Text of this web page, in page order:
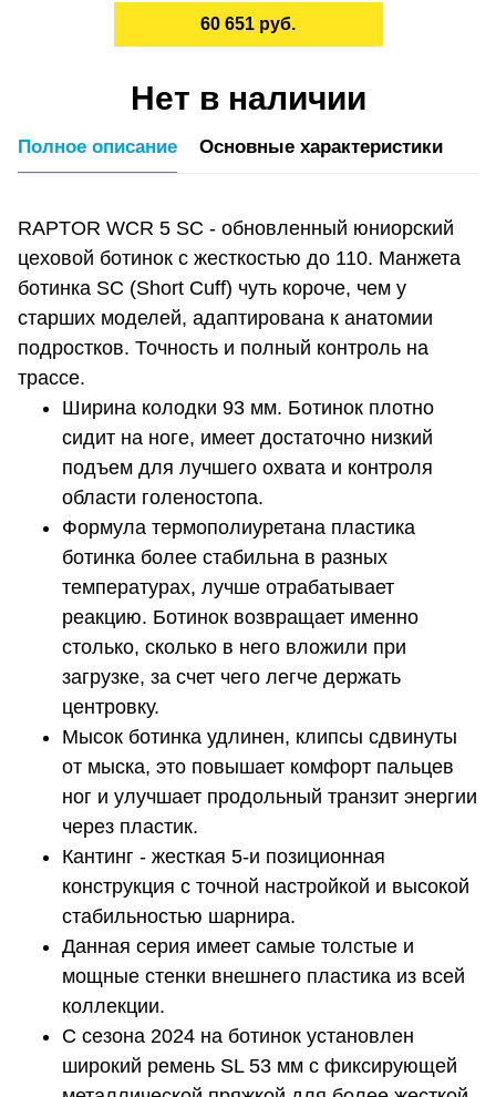
60 651 руб.
Нет в наличии
Полное описание Основные характеристики
RAPTOR WCR 5 SC - обновленный юниорский
цеховой ботинок с жесткостью до 110. Манжета
ботинка SC (Short Cuff) чуть короче, чем у
старших моделей, адаптирована к анатомии
подростков. Точность и полный контроль на
трассе.
Ширина колодки 93 мм. Ботинок плотно
сидит на ноге, имеет достаточно низкий
подъем для лучшего охвата и контроля
области голеностопа.
Формула термополиуретана пластика
ботинка более стабильна в разных
температурах, лучше отрабатывает
реакцию. Ботинок возвращает именно
столько, сколько в него вложили при
загрузке, за счет чего легче держать
центровку.
Мысок ботинка удлинен, клипсы сдвинуты
от мыска, это повышает комфорт пальцев
ног и улучшает продольный транзит энергии
через пластик.
Кантинг - жесткая 5-и позиционная
конструкция с точной настройкой и высокой
стабильностью шарнира.
Данная серия имеет самые толстые и
мощные стенки внешнего пластика из всей
коллекции.
С сезона 2024 на ботинок установлен
широкий ремень SL 53 мм с фиксирующей